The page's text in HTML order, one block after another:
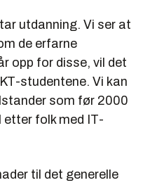
utdanning. Vi ser at
de erfarne
opp for disse, vil det
studentene. Vi kan
som før 2000
folk med IT-
til det generelle